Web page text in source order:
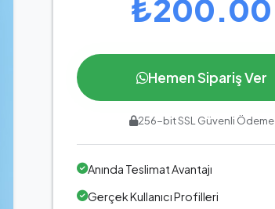
₺200.00
Hemen Sipariş Ver
256-bit SSL Güvenli Ödeme
Anında Teslimat Avantajı
Gerçek Kullanıcı Profilleri